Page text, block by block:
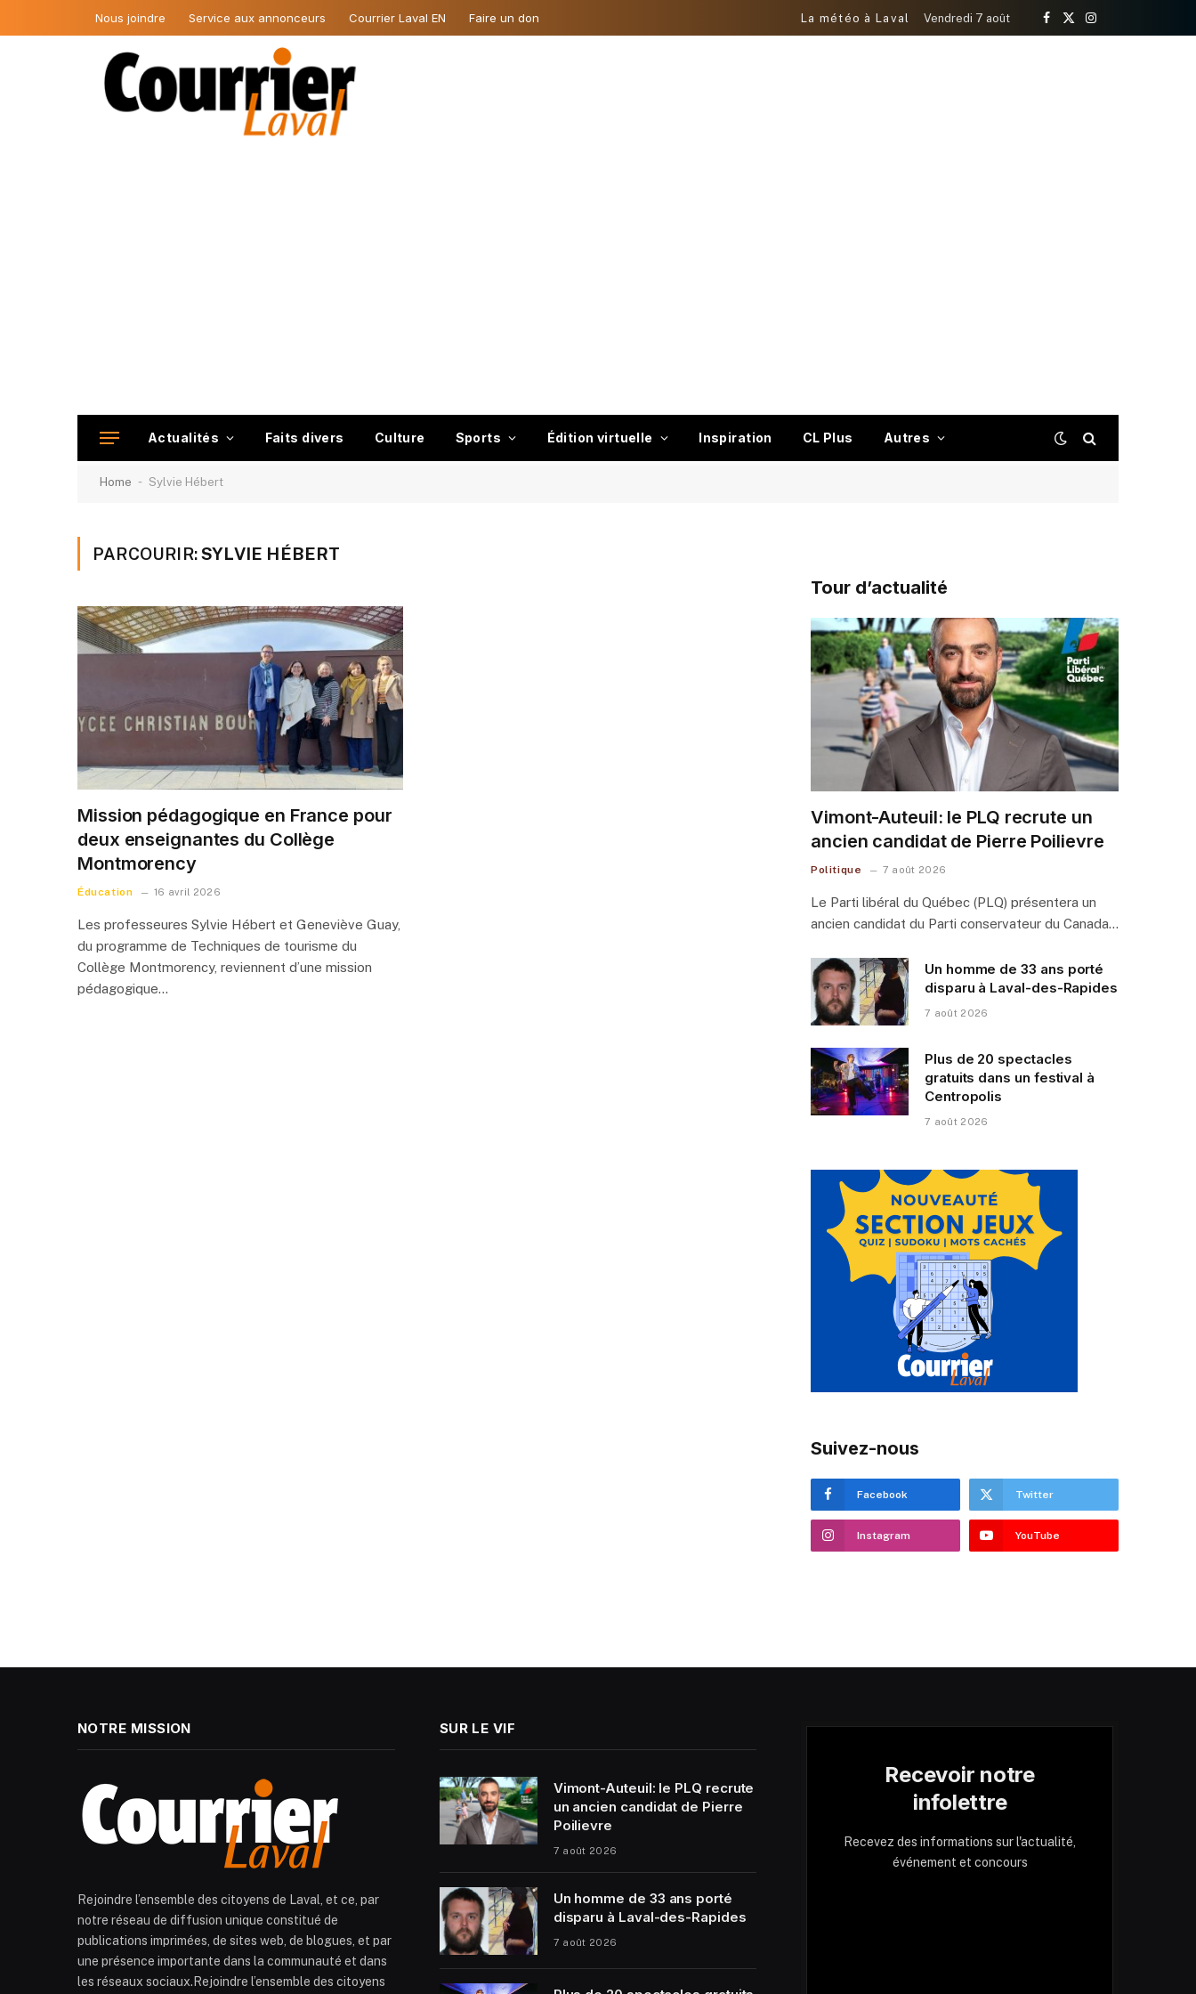
Nous joindre Service aux annonceurs Courrier Laval EN Faire un don La météo à Laval Vendredi 7 août
Facebook
X
Instagram
Actualités Faits divers Culture Sports Édition virtuelle Inspiration CL Plus Autres
Home - Sylvie Hébert
PARCOURIR:SYLVIE HÉBERT
Mission pédagogique en France pour
deux enseignantes du Collège
Montmorency
Éducation 16 avril 2026
Les professeures Sylvie Hébert et Geneviève Guay,
du programme de Techniques de tourisme du
Collège Montmorency, reviennent d’une mission
pédagogique…
Tour d’actualité
Vimont-Auteuil: le PLQ recrute un
ancien candidat de Pierre Poilievre
Politique 7 août 2026
Le Parti libéral du Québec (PLQ) présentera un
ancien candidat du Parti conservateur du Canada…
Un homme de 33 ans porté
disparu à Laval-des-Rapides
7 août 2026
Plus de 20 spectacles
gratuits dans un festival à
Centropolis
7 août 2026
Suivez-nous
Facebook Twitter
Instagram YouTube
NOTRE MISSION
Rejoindre l’ensemble des citoyens de Laval, et ce, par
notre réseau de diffusion unique constitué de
publications imprimées, de sites web, de blogues, et par
une présence importante dans la communauté et dans
les réseaux sociaux.Rejoindre l’ensemble des citoyens
SUR LE VIF
Vimont-Auteuil: le PLQ recrute
un ancien candidat de Pierre
Poilievre
7 août 2026
Un homme de 33 ans porté
disparu à Laval-des-Rapides
7 août 2026
Recevoir notre
infolettre
Recevez des informations sur l'actualité,
événement et concours